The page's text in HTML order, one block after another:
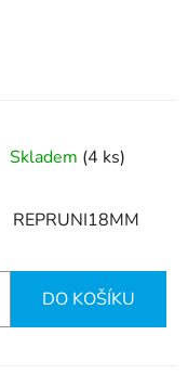
Skladem (4 ks)
REPRUNI18MM
DO KOŠÍKU